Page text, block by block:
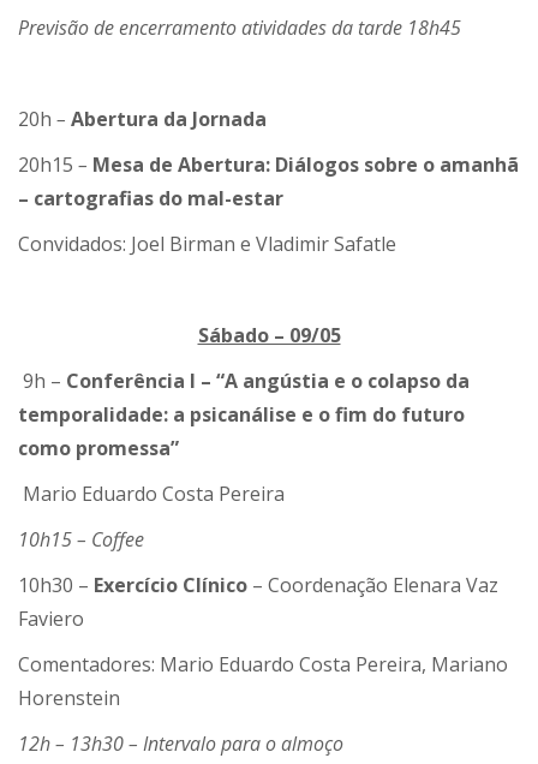
Previsão de encerramento atividades da tarde 18h45
20h – Abertura da Jornada
20h15 – Mesa de Abertura: Diálogos sobre o amanhã
– cartografias do mal-estar
Convidados: Joel Birman e Vladimir Safatle
Sábado – 09/05
9h – Conferência I – “A angústia e o colapso da
temporalidade: a psicanálise e o fim do futuro
como promessa”
Mario Eduardo Costa Pereira
10h15 – Coffee
10h30 – Exercício Clínico – Coordenação Elenara Vaz
Faviero
Comentadores: Mario Eduardo Costa Pereira, Mariano
Horenstein
12h – 13h30 – Intervalo para o almoço